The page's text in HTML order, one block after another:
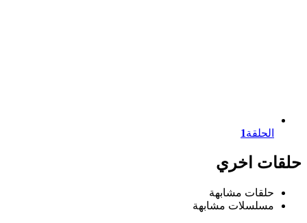
الحلقة1
حلقات اخري
حلقات مشابهة
مسلسلات مشابهة